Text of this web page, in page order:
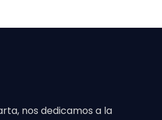
nos dedicamos a la